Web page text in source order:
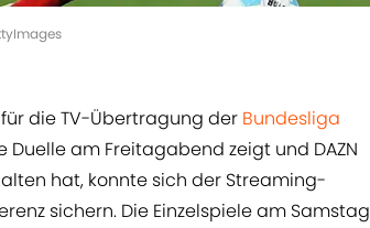
die TV-Übertragung der Bundesliga
am Freitagabend zeigt und DAZN
hat, konnte sich der Streaming-
sichern. Die Einzelspiele am Samstag